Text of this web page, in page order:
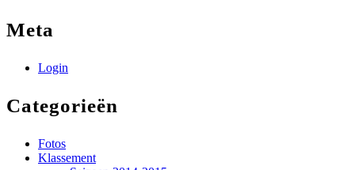
Meta
Login
Categorieën
Fotos
Klassement